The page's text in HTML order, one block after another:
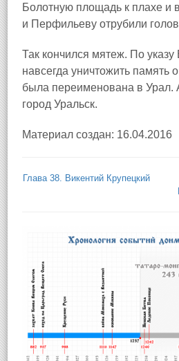
Болотную площадь к плахе и
и Перфильеву отрубили
Так кончился мятеж. По
навсегда уничтожить память
была переименована в Урал.
город Уральск.
Материал создан: 16.04.2016
Глава 38. Викентий Крупецкий